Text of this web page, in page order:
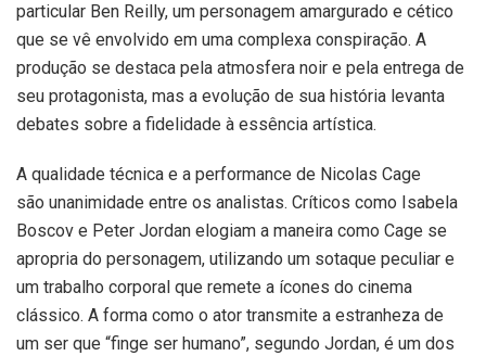
particular Ben Reilly, um personagem amargurado e cético
que se vê envolvido em uma complexa conspiração. A
produção se destaca pela atmosfera noir e pela entrega de
seu protagonista, mas a evolução de sua história levanta
debates sobre a fidelidade à essência artística.
A qualidade técnica e a performance de Nicolas Cage
são unanimidade entre os analistas. Críticos como Isabela
Boscov e Peter Jordan elogiam a maneira como Cage se
apropria do personagem, utilizando um sotaque peculiar e
um trabalho corporal que remete a ícones do cinema
clássico. A forma como o ator transmite a estranheza de
um ser que “finge ser humano”, segundo Jordan, é um dos